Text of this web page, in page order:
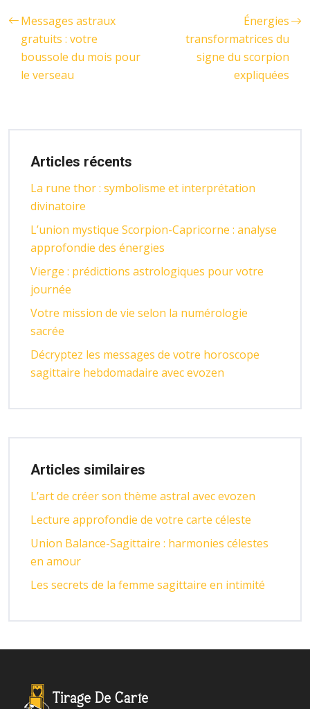
Messages astraux
gratuits : votre
boussole du mois pour
le verseau
Énergies
transformatrices du
signe du scorpion
expliquées
Articles récents
La rune thor : symbolisme et interprétation
divinatoire
L’union mystique Scorpion-Capricorne : analyse
approfondie des énergies
Vierge : prédictions astrologiques pour votre
journée
Votre mission de vie selon la numérologie
sacrée
Décryptez les messages de votre horoscope
sagittaire hebdomadaire avec evozen
Articles similaires
L’art de créer son thème astral avec evozen
Lecture approfondie de votre carte céleste
Union Balance-Sagittaire : harmonies célestes
en amour
Les secrets de la femme sagittaire en intimité